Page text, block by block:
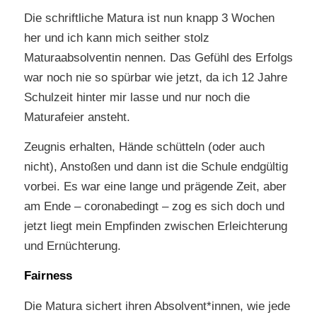
Die schriftliche Matura ist nun knapp 3 Wochen
her und ich kann mich seither stolz
Maturaabsolventin nennen. Das Gefühl des Erfolgs
war noch nie so spürbar wie jetzt, da ich 12 Jahre
Schulzeit hinter mir lasse und nur noch die
Maturafeier ansteht.
Zeugnis erhalten, Hände schütteln (oder auch
nicht), Anstoßen und dann ist die Schule endgültig
vorbei. Es war eine lange und prägende Zeit, aber
am Ende – coronabedingt – zog es sich doch und
jetzt liegt mein Empfinden zwischen Erleichterung
und Ernüchterung.
Fairness
Die Matura sichert ihren Absolvent*innen, wie jede